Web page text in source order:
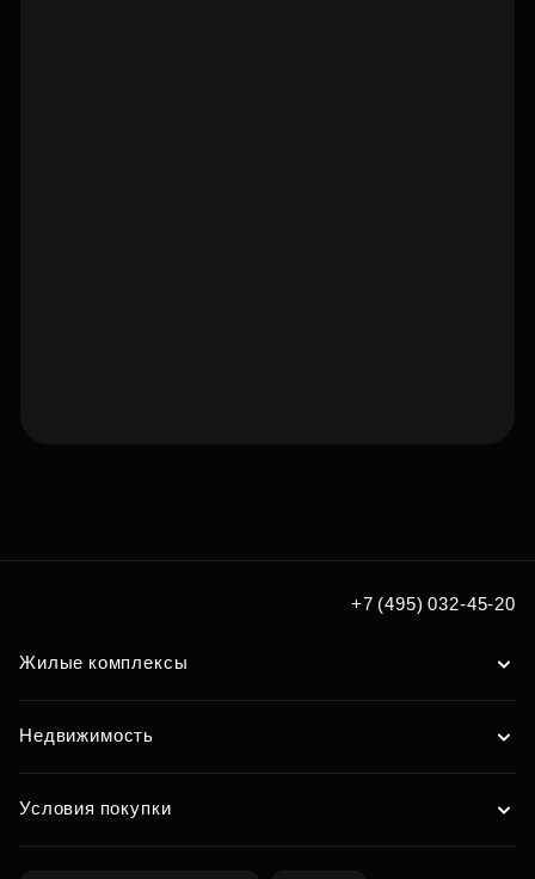
+7 (495) 032-45-20
Жилые комплексы
Недвижимость
Условия покупки